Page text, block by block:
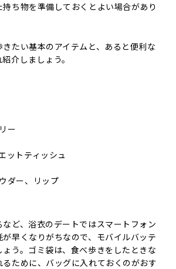
ち物を準備しておくとよい場合があり
たい基本のアイテムと、あると便利な
介しましょう。
ー
ットティッシュ
ダー、リップ
ど、浴衣のデートではスマートフォン
早くなりがちなので、モバイルバッテ
ょう。ゴミ袋は、食べ歩きをしたときな
ために、バッグに入れておくのがおす